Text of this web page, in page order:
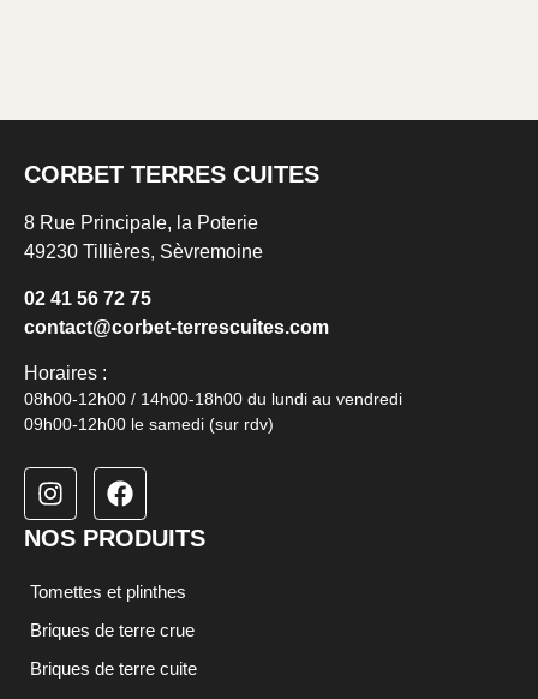
CORBET TERRES CUITES
8 Rue Principale, la Poterie
49230 Tillières, Sèvremoine
02 41 56 72 75
contact@corbet-terrescuites.com
Horaires :
08h00-12h00 / 14h00-18h00 du lundi au vendredi
09h00-12h00 le samedi (sur rdv)
NOS PRODUITS
Tomettes et plinthes
Briques de terre crue
Briques de terre cuite